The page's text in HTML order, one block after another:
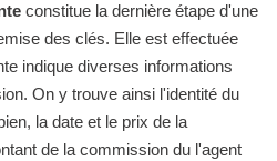
constitue la dernière étape d'une
des clés. Elle est effectuée
indique diverses informations
On y trouve ainsi l'identité du
la date et le prix de la
de la commission du l'agent